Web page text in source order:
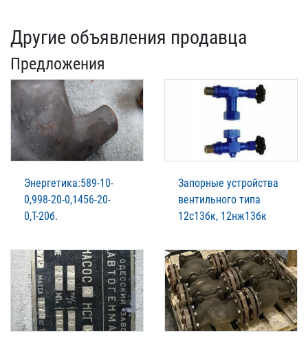
Другие объявления продавца
Предложения
Энергетика:589-10-
0,998-20-0,1456-20-
0,Т-20б.
Запорные устройства
вентильного типа
12с13бк, 12нж13бк